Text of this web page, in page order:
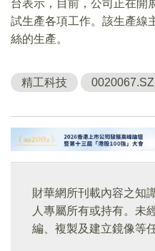
台表示，目前，公司正在開
試生產各項工作。該生產線
絲的生產。
精工科技 0020067.SZ
財華網所刊載內容之知
人專屬所有或持有。未
編、複製及建立鏡像等